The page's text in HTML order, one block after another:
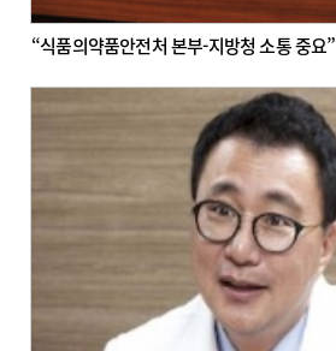
“식품의약품안전처 본부-지방청 소통 중요”